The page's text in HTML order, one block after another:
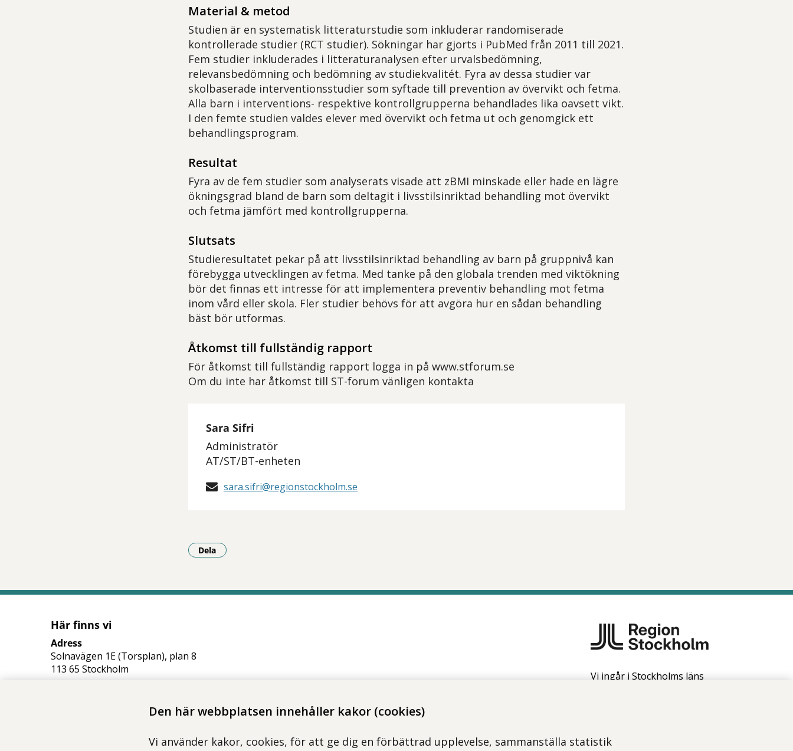
Den här webbplatsen innehåller kakor (cookies)
Vi använder kakor, cookies, för att ge dig en förbättrad upplevelse, sammanställa statistik
Material & metod
Studien är en systematisk litteraturstudie som inkluderar randomiserade
kontrollerade studier (RCT studier). Sökningar har gjorts i PubMed från 2011 till 2021.
Fem studier inkluderades i litteraturanalysen efter urvalsbedömning,
relevansbedömning och bedömning av studiekvalitét. Fyra av dessa studier var
skolbaserade interventionsstudier som syftade till prevention av övervikt och fetma.
Alla barn i interventions- respektive kontrollgrupperna behandlades lika oavsett vikt.
I den femte studien valdes elever med övervikt och fetma ut och genomgick ett
behandlingsprogram.
Resultat
Fyra av de fem studier som analyserats visade att zBMI minskade eller hade en lägre
ökningsgrad bland de barn som deltagit i livsstilsinriktad behandling mot övervikt
och fetma jämfört med kontrollgrupperna.
Slutsats
Studieresultatet pekar på att livsstilsinriktad behandling av barn på gruppnivå kan
förebygga utvecklingen av fetma. Med tanke på den globala trenden med viktökning
bör det finnas ett intresse för att implementera preventiv behandling mot fetma
inom vård eller skola. Fler studier behövs för att avgöra hur en sådan behandling
bäst bör utformas.
Åtkomst till fullständig rapport
För åtkomst till fullständig rapport logga in på www.stforum.se
Om du inte har åtkomst till ST-forum vänligen kontakta
Sara Sifri
Administratör
AT/ST/BT-enheten
sara.sifri@regionstockholm.se
Dela
- Klicka för att öppna delningsalternativ.
Här finns vi
Adress
Solnavägen 1E (Torsplan), plan 8
113 65 Stockholm
Vi ingår i Stockholms läns
Om webbplatsen